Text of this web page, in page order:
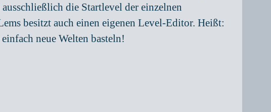
die Startlevel der einzelnen
besitzt auch einen eigenen Level-Editor. Heißt:
neue Welten basteln!